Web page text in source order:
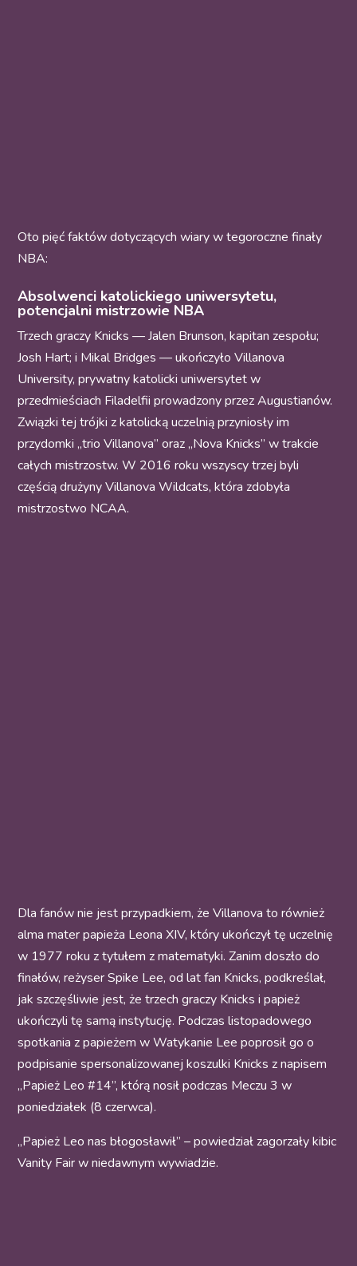
Oto pięć faktów dotyczących wiary w tegoroczne finały
NBA:
Absolwenci katolickiego uniwersytetu,
potencjalni mistrzowie NBA
Trzech graczy Knicks — Jalen Brunson, kapitan zespołu;
Josh Hart; i Mikal Bridges — ukończyło Villanova
University, prywatny katolicki uniwersytet w
przedmieściach Filadelfii prowadzony przez Augustianów.
Związki tej trójki z katolicką uczelnią przyniosły im
przydomki „trio Villanova” oraz „Nova Knicks” w trakcie
całych mistrzostw. W 2016 roku wszyscy trzej byli
częścią drużyny Villanova Wildcats, która zdobyła
mistrzostwo NCAA.
Dla fanów nie jest przypadkiem, że Villanova to również
alma mater papieża Leona XIV, który ukończył tę uczelnię
w 1977 roku z tytułem z matematyki. Zanim doszło do
finałów, reżyser Spike Lee, od lat fan Knicks, podkreślał,
jak szczęśliwie jest, że trzech graczy Knicks i papież
ukończyli tę samą instytucję. Podczas listopadowego
spotkania z papieżem w Watykanie Lee poprosił go o
podpisanie spersonalizowanej koszulki Knicks z napisem
„Papież Leo #14”, którą nosił podczas Meczu 3 w
poniedziałek (8 czerwca).
„Papież Leo nas błogosławił” – powiedział zagorzały kibic
Vanity Fair w niedawnym wywiadzie.